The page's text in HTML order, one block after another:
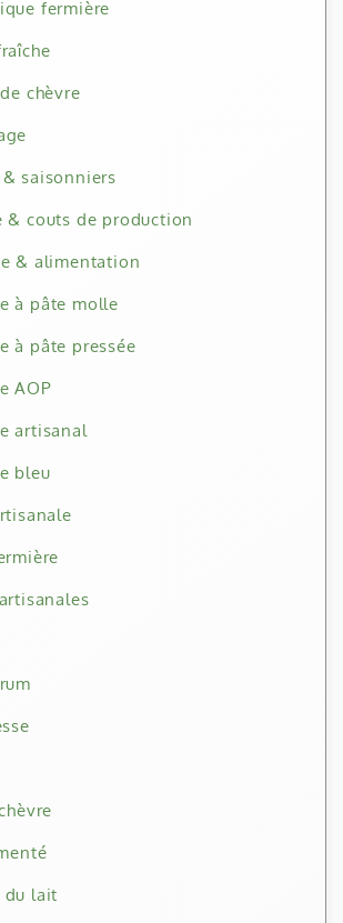
fermière
chèvre
saisonniers
& couts de production
& alimentation
à pâte molle
à pâte pressée
AOP
artisanal
bleu
du lait